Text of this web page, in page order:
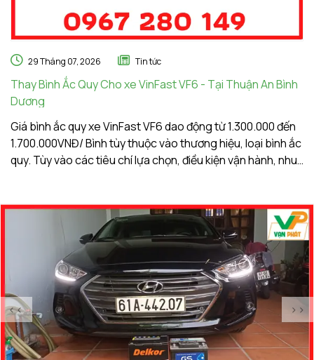
29 Tháng 07, 2026 Tin tức
Thay Bình Ắc Quy Cho xe VinFast VF6 - Tại Thuận An Bình
Dương
Giá bình ắc quy xe VinFast VF6 dao động từ 1.300.000 đến
1.700.000VNĐ/ Bình tùy thuộc vào thương hiệu, loại bình ắc
quy. Tùy vào các tiêu chí lựa chọn, điều kiện vận hành, nhu
<< >>